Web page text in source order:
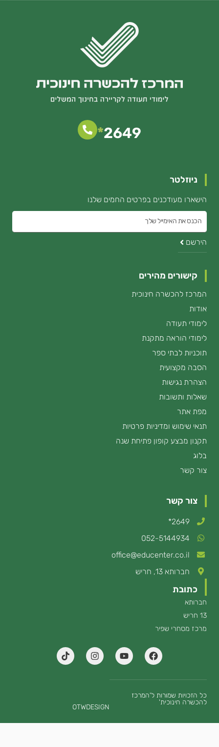
2649
*
קישורים מהירים
המרכז להכשרה חינוכית
אודות
לימודי תעודה
לימודי הוראה מתקנת
תוכניות לבתי ספר
הסבה מקצועית
הצהרת נגישות
שאלות ותשובות
מפת אתר
תנאי שימוש ומדיניות פרטיות
תקנון מבצע קופון פתיחת שנה
בלוג
צור קשר
צור קשר
2649*
052-5144934
office@educenter.co.il
חברותא 13, חריש
כתובת
חברותא
13 חריש
מרכז מסחרי שפיר
ניוזלטר
הישארו מעודכנים בפרטים החמים שלנו
את
האימייל
הירשם
F
a
e
o
Y
o
t
I
n
r
a
m
T
i
כל הזכויות שמורות ל'המרכז
להכשרה חינוכית'
OTWDESIGN